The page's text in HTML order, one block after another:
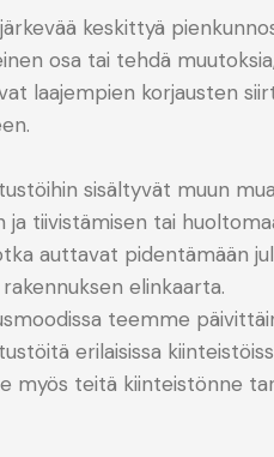
keskittyä
osa tai tehdä
laajempien korjausten
sisältyvät muun
ja tiivistämisen tai
auttavat pidentämään
elinkaarta.
teemme
erilaisissa
myös teitä kiinteistönne